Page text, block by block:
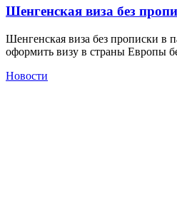
Шенгенская виза без
Шенгенская виза без прописки
оформить визу в страны Европы
Новости